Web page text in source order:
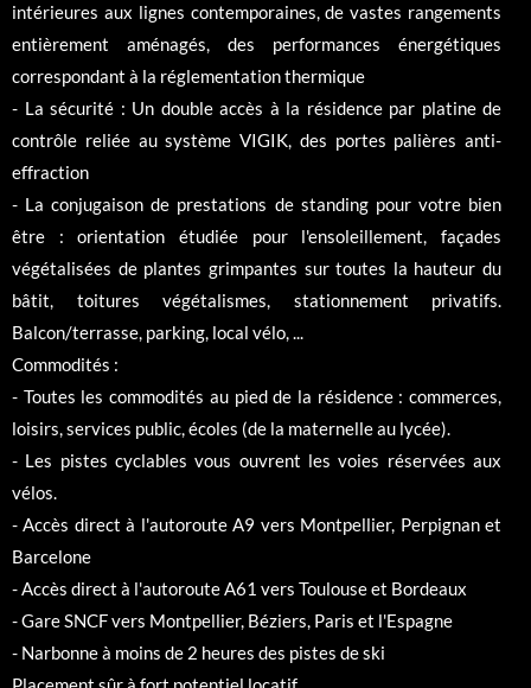
intérieures aux lignes contemporaines, de vastes rangements
entièrement aménagés, des performances énergétiques
correspondant à la réglementation thermique
- La sécurité : Un double accès à la résidence par platine de
contrôle reliée au système VIGIK, des portes palières anti-
effraction
- La conjugaison de prestations de standing pour votre bien
être : orientation étudiée pour l'ensoleillement, façades
végétalisées de plantes grimpantes sur toutes la hauteur du
bâtit, toitures végétalismes, stationnement privatifs.
Balcon/terrasse, parking, local vélo, ...
Commodités :
- Toutes les commodités au pied de la résidence : commerces,
loisirs, services public, écoles (de la maternelle au lycée).
- Les pistes cyclables vous ouvrent les voies réservées aux
vélos.
- Accès direct à l'autoroute A9 vers Montpellier, Perpignan et
Barcelone
- Accès direct à l'autoroute A61 vers Toulouse et Bordeaux
- Gare SNCF vers Montpellier, Béziers, Paris et l'Espagne
- Narbonne à moins de 2 heures des pistes de ski